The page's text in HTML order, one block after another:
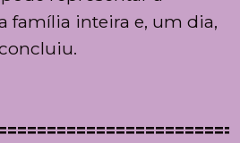
família inteira e, um dia,